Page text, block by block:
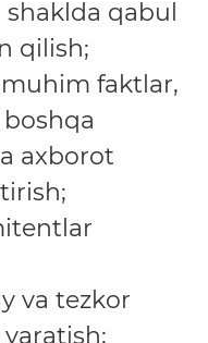
qabul
qilish;
faktlar,
axborot
va tezkor